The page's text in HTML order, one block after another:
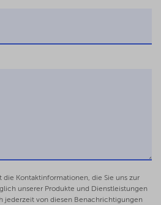
die Kontaktinformationen, die Sie uns zur
unserer Produkte und Dienstleistungen
jederzeit von diesen Benachrichtigungen